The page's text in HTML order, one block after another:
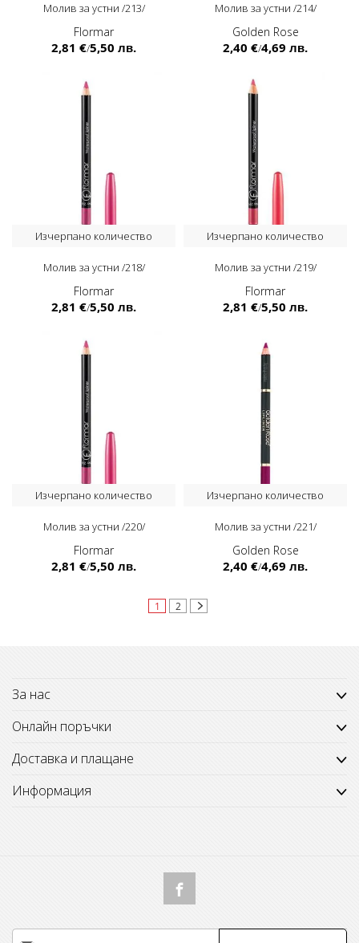
Молив за устни /213/
Flormar
2,81 €/5,50 лв.
Молив за устни /214/
Golden Rose
2,40 €/4,69 лв.
Изчерпано количество
Молив за устни /218/
Flormar
2,81 €/5,50 лв.
Изчерпано количество
Молив за устни /219/
Flormar
2,81 €/5,50 лв.
Изчерпано количество
Молив за устни /220/
Flormar
2,81 €/5,50 лв.
Изчерпано количество
Молив за устни /221/
Golden Rose
2,40 €/4,69 лв.
Страница
В момента четете страница
1 Страница
2
За нас
Онлайн поръчки
Доставка и плащане
Информация